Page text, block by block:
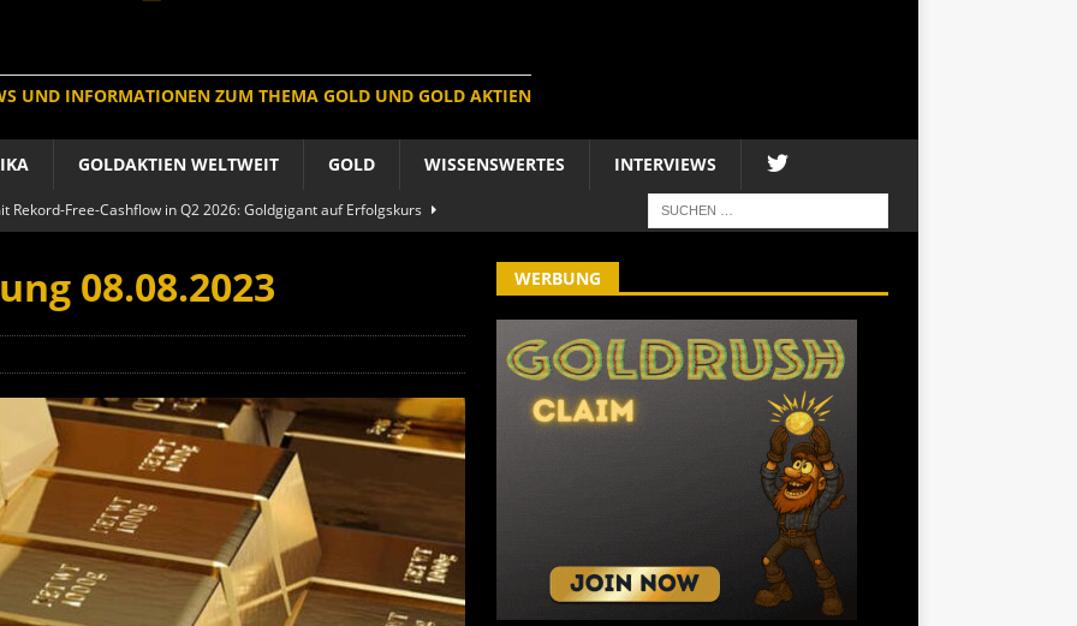
UND INFORMATIONEN ZUM THEMA GOLD UND GOLD AKTIEN
GOLDAKTIEN WELTWEIT GOLD WISSENSWERTES INTERVIEWS
Rekord-Free-Cashflow in Q2 2026: Goldgigant auf Erfolgskurs
der Welt baut um: Newmont vor Befreiungsschlag
arktischen Härtetest: Feuer-Drama fordert neuen CEO heraus
Aktie: Umbau in Skandinavien nach Schweden-Deal
boomen nach Preissturz: Asien kauft physisch GOLD
08.08.2023 WERBUNG